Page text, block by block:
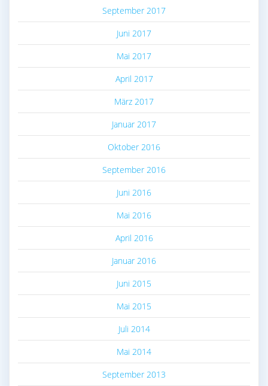
September 2017
Juni 2017
Mai 2017
April 2017
März 2017
Januar 2017
Oktober 2016
September 2016
Juni 2016
Mai 2016
April 2016
Januar 2016
Juni 2015
Mai 2015
Juli 2014
Mai 2014
September 2013